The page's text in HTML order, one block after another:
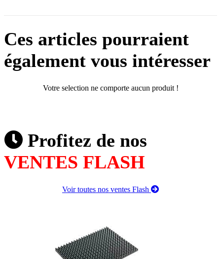
Ces articles pourraient
également vous intéresser
Votre selection ne comporte aucun produit !
Profitez de nos
VENTES FLASH
Voir toutes nos ventes Flash